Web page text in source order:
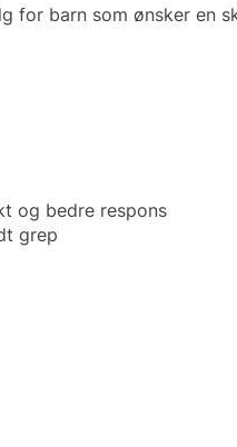
for barn som ønsker
og bedre respons
grep